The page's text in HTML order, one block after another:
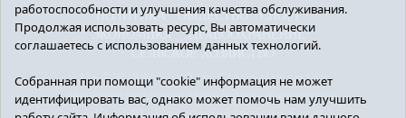
ПОЛИТИКА ОБЩЕСТВО
СПОРТ
ЭКОНОМИКА
ЗДРАВООХРАНЕНИЕ
СЕЛЬСКОЕ ХОЗЯЙСТВО
12+ © 2018 Armizon72.ру. Главный редактор:
Мелешко Владимир Михайлович. Учредитель:
АНО «ИИЦ «Армизонский вестник». E-mail:
работоспособности и улучшения качества обслуживания.
Продолжая использовать ресурс, Вы автоматически
соглашаетесь с использованием данных технологий.
Собранная при помощи "cookie" информация не может
идентифицировать вас, однако может помочь нам улучшить